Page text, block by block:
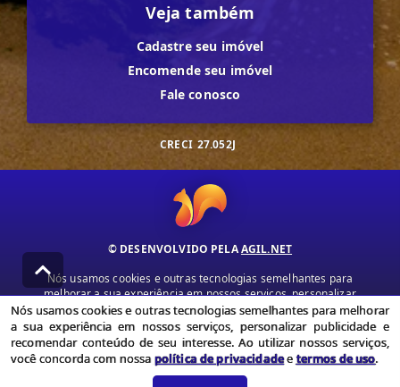
Veja também
Cadastre seu imóvel
Encomende seu imóvel
Fale conosco
CRECI 27.052J
© DESENVOLVIDO PELAAGIL.NET
Nós usamos cookies e outras tecnologias semelhantes para
melhorar a sua experiência em nossos serviços, personalizar
publicidade e recomendar conteúdo de seu interesse. Ao utilizar
nossos serviços, você concorda com nossa política de privacidade e
termos de uso.
Política de Privacidade Termos de uso
Nós usamos cookies e outras tecnologias semelhantes para melhorar
a sua experiência em nossos serviços, personalizar publicidade e
recomendar conteúdo de seu interesse. Ao utilizar nossos serviços,
você concorda com nossa política de privacidadeetermos de uso.